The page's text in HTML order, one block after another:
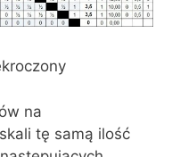
na
tę samą ilość